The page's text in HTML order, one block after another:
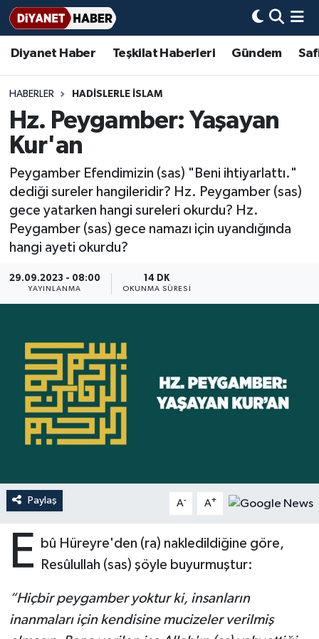
Diyanet Haber Teşkilat Haberleri Gündem
HABERLER HADISLERLE İSLAM
Hz. Peygamber: Yaşayan
Kur'an
Peygamber Efendimizin (sas) "Beni ihtiyarlattı."
dediği sureler hangileridir? Hz. Peygamber (sas)
gece yatarken hangi sureleri okurdu? Hz.
Peygamber (sas) gece namazı için uyandığında
hangi ayeti okurdu?
29.09.2023 - 08:00
YAYINLANMA
14 DK
OKUNMA SÜRESI
Paylaş A- A+
E
bû Hüreyre'den (ra) nakledildiğine göre,
Resûlullah (sas) şöyle buyurmuştur:
“Hiçbir peygamber yoktur ki, insanların
inanmaları için kendisine mucizeler verilmiş
Diyanet Haber
Teşkilat Haberleri
Adana Müftülüğü
Adıyaman Müftülüğü
Afyonkarahisar Müftülüğü
Aksaray Müftülüğü
Amasya Müftülüğü
Ankara Müftülüğü
Ardahan Müftülüğü
Artvin Müftülüğü
Aydın Müftülüğü
Bartın Müftülüğü
Bayburt Müftülüğü
Bilecik Müftülüğü
Bingöl Müftülüğü
Gündem
Bir Ayet
Bir Hikaye
Biyografiler
Diyanet Bilgi
Diyanet Takvimi
Dualar
Kudüs
Kurban
Mukabele
Ramazan
Zekat
Basında Bugün
DİYANET eKİTAP
Diyanet Dergi
Aile Dergisi
Aylık Dergi
Hutbeler
DİYANET AKADEMİ
DİYANET GENÇLİK
DEPREM
Eğitim
İmam Hatip Okulları
Kültür-Sanat
Aile
Başmakale
Hadis-i Şerifler
Hayat Okumaları
Nöbetçi Eczaneler
Hava Durumu
Ankara Namaz Vakitleri
Süper Lig Puan Durumu ve Fikstür
Tüm Manşetler
Son Dakika Haberleri